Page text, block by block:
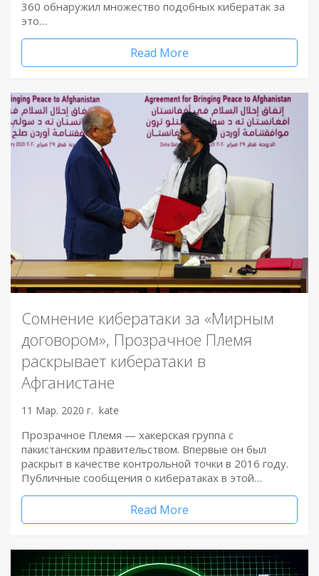
360 обнаружил множество подобных кибератак за
это…
Read More
Сомнение кибератаки за «Мирным
договором», Прозрачное Племя
раскрывает кибератаки в
Афганистане
11 Мар. 2020 г. kate
Прозрачное Племя — хакерская группа с
пакистанским правительством. Впервые он был
раскрыт в качестве контрольной точки в 2016 году.
Публичные сообщения о кибератаках в этой…
Read More